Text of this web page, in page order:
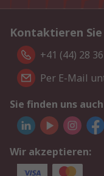
Kontaktieren Sie
+41 (44) 28
Per E-Mail
Sie finden uns
Wir akzeptieren: